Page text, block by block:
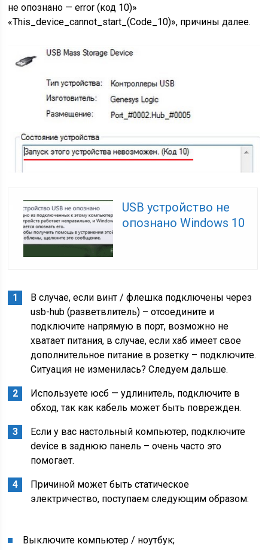
не опознано — error (код 10)»
«This_device_cannot_start_(Code_10)», причины далее.
USB устройство не
опознано Windows 10
В случае, если винт / флешка подключены через
usb-hub (разветвлитель) – отсоедините и
подключите напрямую в порт, возможно не
хватает питания, в случае, если хаб имеет свое
дополнительное питание в розетку – подключите.
Ситуация не изменилась? Следуем дальше.
Используете юсб — удлинитель, подключите в
обход, так как кабель может быть поврежден.
Если у вас настольный компьютер, подключите
device в заднюю панель – очень часто это
помогает.
Причиной может быть статическое
электричество, поступаем следующим образом:
Выключите компьютер / ноутбук;